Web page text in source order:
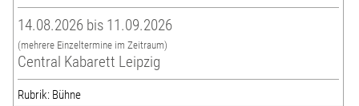
14.08.2026 bis 11.09.2026
(mehrere Einzeltermine im Zeitraum)
Central Kabarett Leipzig
Rubrik: Bühne